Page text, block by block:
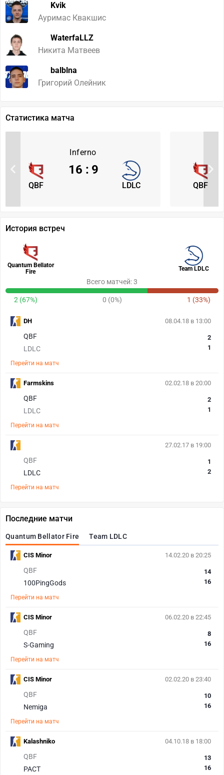
Kvik
Ауримас Квакшис
WaterfaLLZ
Никита Матвеев
balblna
Григорий Олейник
Статистика матча
Inferno
QBF LDLC
16 : 9
QBF
История встреч
Quantum Bellator
Fire
Team LDLC
Всего матчей: 3
2 (67%) 0 (0%) 1 (33%)
08.04.18 в 13:00
QBF
LDLC
2
1
Перейти на матч
DH
02.02.18 в 20:00
QBF
LDLC
2
1
Перейти на матч
Farmskins
27.02.17 в 19:00
QBF
LDLC
1
2
Перейти на матч
Последние матчи
Quantum Bellator Fire Team LDLC
14.02.20 в 20:25
QBF
100PingGods
14
16
Перейти на матч
CIS Minor
06.02.20 в 22:45
QBF
S-Gaming
8
16
Перейти на матч
CIS Minor
02.02.20 в 23:40
QBF
Nemiga
10
16
Перейти на матч
CIS Minor
04.10.18 в 18:00
QBF
PACT
13
16
Kalashniko